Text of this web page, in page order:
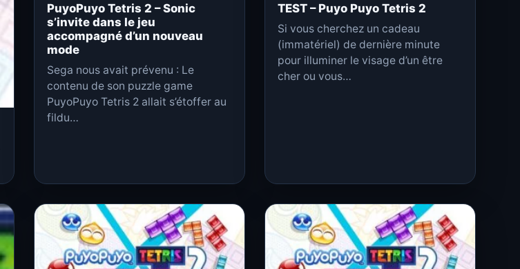
PuyoPuyo Tetris 2 – Sonic
s’invite dans le jeu
accompagné d’un nouveau
mode
Sega nous avait prévenu : Le
contenu de son puzzle game
PuyoPuyo Tetris 2 allait s’étoffer au
fildu…
TEST – Puyo Puyo Tetris 2
Si vous cherchez un cadeau
(immatériel) de dernière minute
pour illuminer le visage d’un être
cher ou vous…